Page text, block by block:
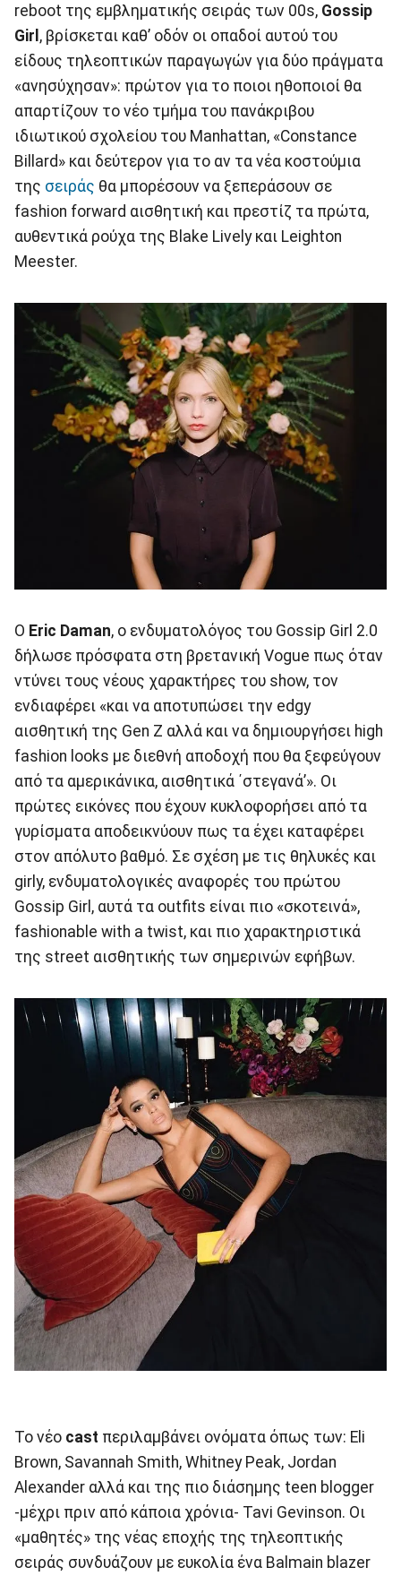
reboot της εμβληματικής σειράς των 00s, Gossip
Girl , βρίσκεται καθ’ οδόν οι οπαδοί αυτού του
είδους τηλεοπτικών παραγωγών για δύο πράγματα
«ανησύχησαν»: πρώτον για το ποιοι ηθοποιοί θα
απαρτίζουν το νέο τμήμα του πανάκριβου
ιδιωτικού σχολείου του Manhattan, «Constance
Billard» και δεύτερον για το αν τα νέα κοστούμια
της σειράς θα μπορέσουν να ξεπεράσουν σε
fashion forward αισθητική και πρεστίζ τα πρώτα,
αυθεντικά ρούχα της Blake Lively και Leighton
Meester.
O Eric Daman, o ενδυματολόγος του Gossip Girl 2.0
δήλωσε πρόσφατα στη βρετανική Vogue πως όταν
ντύνει τους νέους χαρακτήρες του show, τον
ενδιαφέρει «και να αποτυπώσει την edgy
αισθητική της Gen Z αλλά και να δημιουργήσει high
fashion looks με διεθνή αποδοχή που θα ξεφεύγουν
από τα αμερικάνικα, αισθητικά ΄στεγανά’». Οι
πρώτες εικόνες που έχουν κυκλοφορήσει από τα
γυρίσματα αποδεικνύουν πως τα έχει καταφέρει
στον απόλυτο βαθμό. Σε σχέση με τις θηλυκές και
girly, ενδυματολογικές αναφορές του πρώτου
Gossip Girl, αυτά τα outfits είναι πιο «σκοτεινά»,
fashionable with a twist, και πιο χαρακτηριστικά
της street αισθητικής των σημερινών εφήβων.
Το νέο cast περιλαμβάνει ονόματα όπως των: Eli
Brown, Savannah Smith, Whitney Peak, Jordan
Alexander αλλά και της πιο διάσημης teen blogger
-μέχρι πριν από κάποια χρόνια- Tavi Gevinson. Οι
«μαθητές» της νέας εποχής της τηλεοπτικής
σειράς συνδυάζουν με ευκολία ένα Balmain blazer